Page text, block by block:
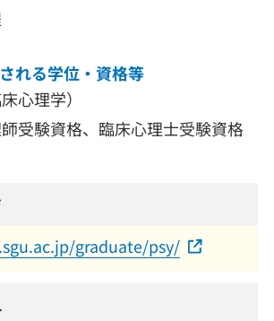
れる学位・資格等
心理学）
受験資格、臨床心理士受験資格
graduate/psy/